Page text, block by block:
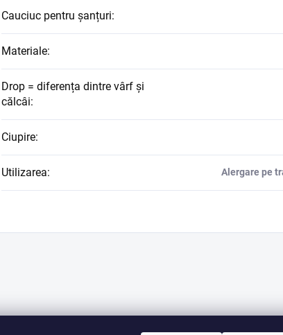
Cauciuc pentru șanțuri:
Materiale:
Drop = diferența dintre vârf și
călcâi:
Ciupire:
Utilizarea: Alergare pe